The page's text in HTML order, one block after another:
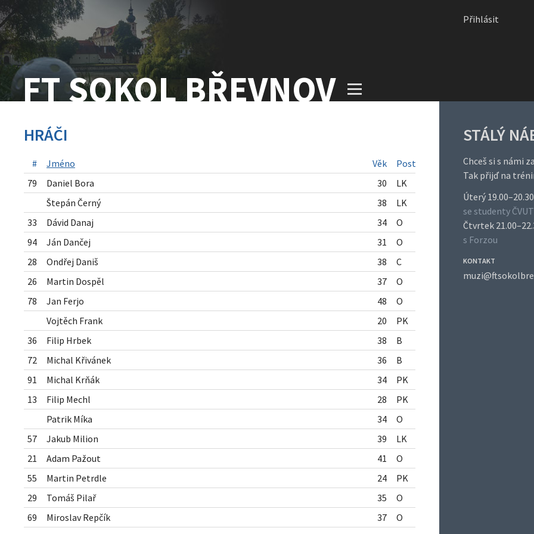
Přihlásit
STÁLÝ
Chceš si s námi
Tak přijď na
Úterý
se studenty ČVUT
Čtvrtek
s Forzou
KONTAKT
FT SOKOLBŘEVNOV
HRÁČI
# Jméno Věk
Post
79
Daniel Bora 30
LK
Štepán Černý
38
LK
33
Dávid Danaj 34
O
94
Ján Dančej 31
O
28
Ondřej Daniš 38
C
26
Martin Dospěl 37
O
78
Jan Ferjo 48
O
Vojtěch Frank
20
PK
36
Filip Hrbek 38
B
72
Michal Křivánek 36
B
91
Michal Krňák 34
PK
13
Filip Mechl 28
PK
Patrik Míka
34
O
57
Jakub Milion 39
LK
21
Adam Pažout 41
O
55
Martin Petrdle 24
PK
29
Tomáš Pilař 35
O
69
Miroslav Repčík 37
O